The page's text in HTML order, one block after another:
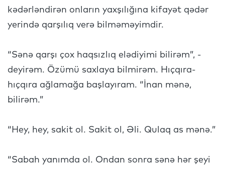
kədərləndirən onların yaxşılığına kifayət qədər
yerində qarşılıq verə bilməməyimdir.
“Sənə qarşı çox haqsızlıq elədiyimi bilirəm”, -
deyirəm. Özümü saxlaya bilmirəm. Hıçqıra-
hıçqıra ağlamağa başlayıram. “İnan mənə,
bilirəm.”
“Hey, hey, sakit ol. Sakit ol, Əli. Qulaq as mənə.”
“Sabah yanımda ol. Ondan sonra sənə hər şeyi